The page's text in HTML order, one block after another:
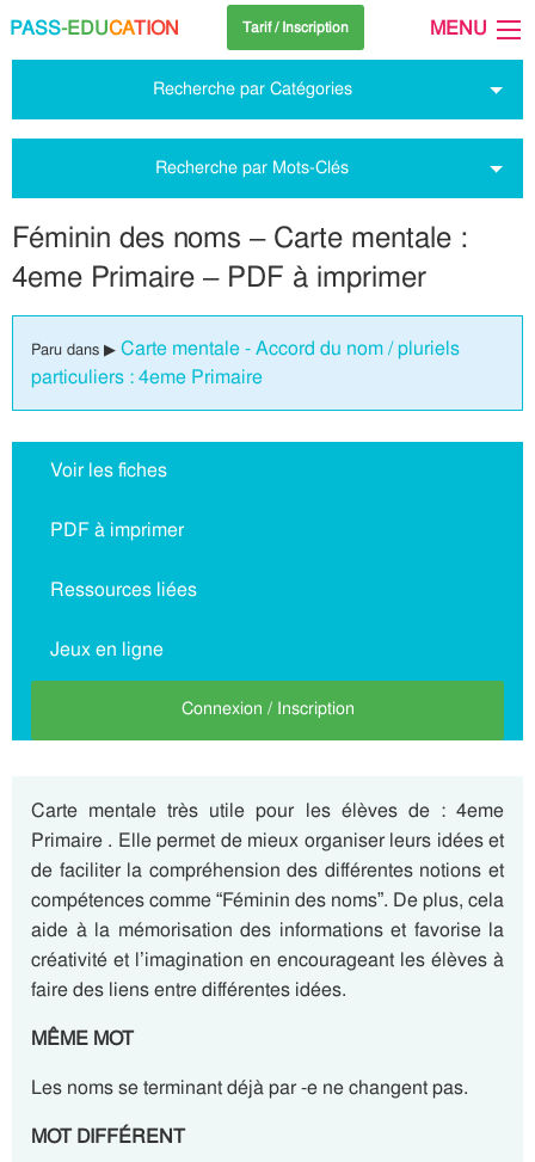
PASS-EDUCATION Tarif / Inscription MENU
Recherche par Catégories
Recherche par Mots-Clés
Féminin des noms – Carte mentale :
4eme Primaire – PDF à imprimer
Paru dans ▶ Carte mentale - Accord du nom / pluriels
particuliers : 4eme Primaire
Voir les fiches
PDF à imprimer
Ressources liées
Jeux en ligne
Connexion / Inscription
Carte mentale très utile pour les élèves de : 4eme
Primaire . Elle permet de mieux organiser leurs idées et
de faciliter la compréhension des différentes notions et
compétences comme “Féminin des noms”. De plus, cela
aide à la mémorisation des informations et favorise la
créativité et l’imagination en encourageant les élèves à
faire des liens entre différentes idées.
MÊME MOT
Les noms se terminant déjà par -e ne changent pas.
MOT DIFFÉRENT